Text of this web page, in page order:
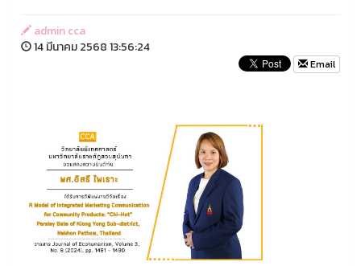
admin cca
14 มีนาคม 2568 13:56:24
Email